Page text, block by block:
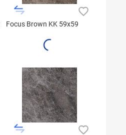
Focus Brown KK 59x59